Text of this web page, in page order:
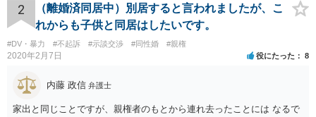
求が可能です。 LINEなどで、結婚を当然の前提にした関係だったこと
を立証できる場合は、請求は可能と考えます。
2
（離婚済同居中）別居すると言われましたが、こ
れからも子供と同居はしたいです。
#DV・暴力 #不起訴 #示談交渉 #同性婚 #親権
2020年2月7日 役にたった 8
内藤 政信 弁護士
家出と同じことですが、親権者のもとから連れ去ったことには なるで